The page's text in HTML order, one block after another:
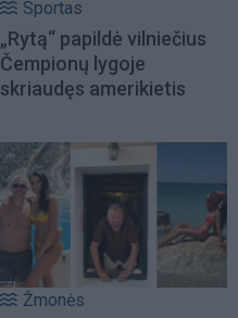
Sportas
„Rytą“ papildė vilniečius
Čempionų lygoje
skriaudęs amerikietis
Žmonės